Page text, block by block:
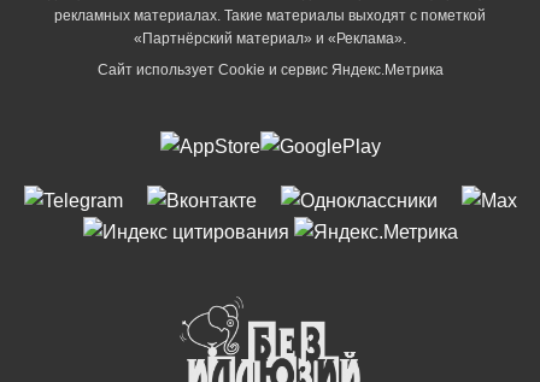
рекламных материалах. Такие материалы выходят с пометкой
«Партнёрский материал» и «Реклама».
Сайт использует Cookie и сервиc Яндекс.Метрика